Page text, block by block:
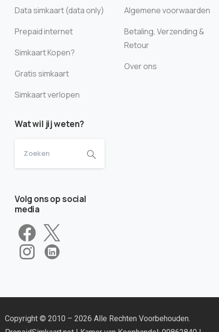
Data simkaart (data only)
Prepaid internet
Simkaart Kopen?
Gratis simkaart
Simkaart verlopen
Algemene voorwaarden
Betaling, Verzending &
Retour
Over ons
Wat wil jij weten?
Volg ons op social
media
Copyright © 2010 – 2026 Alle Rechten Voorbehouden.